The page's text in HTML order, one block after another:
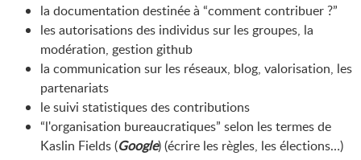
la documentation destinée à “comment contribuer ?”
les autorisations des individus sur les groupes, la
modération, gestion github
la communication sur les réseaux, blog, valorisation, les
partenariats
le suivi statistiques des contributions
“l'organisation bureaucratiques” selon les termes de
Kaslin Fields (Google) (écrire les règles, les élections…)